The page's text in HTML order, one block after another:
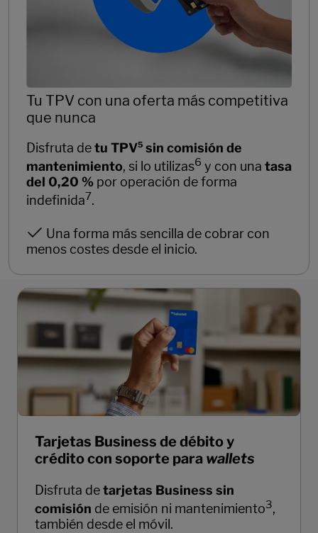
Tu TPV con una oferta más competitiva
que nunca
Disfruta detu TPV5 sin comisión de
mantenimiento, si lo utilizas6 y con una tasa
del 0,20 % por operación de forma
indefinida7.
Una forma más sencilla de cobrar con
menos costes desde el inicio.
Tarjetas Business de débito y
crédito con soporte para wallets
Disfruta detarjetas Business sin
comisión de emisión ni mantenimiento3,
también desde el móvil.